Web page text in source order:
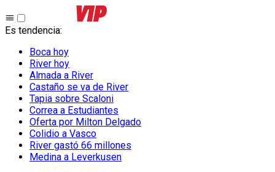
Es tendencia:
Boca hoy
River hoy
Almada a River
Castaño se va de River
Tapia sobre Scaloni
Correa a Estudiantes
Oferta por Milton Delgado
Colidio a Vasco
River gastó 66 millones
Medina a Leverkusen